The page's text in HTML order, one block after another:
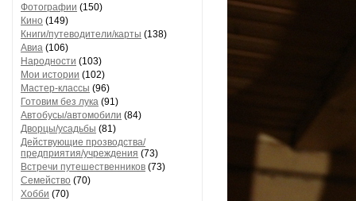
Фотографии (150)
Кино (149)
Книги/путеводители/карты (138)
Авиа (106)
Народности (103)
Мои истории (102)
Мастер-классы (96)
Готовим без лука (91)
Автобусы/автомобили (84)
Дворцы/усадьбы (81)
Действующие прозводства/
предприятия/учреждения (73)
Встречи путешественников (73)
Семейство (70)
Хобби (70)